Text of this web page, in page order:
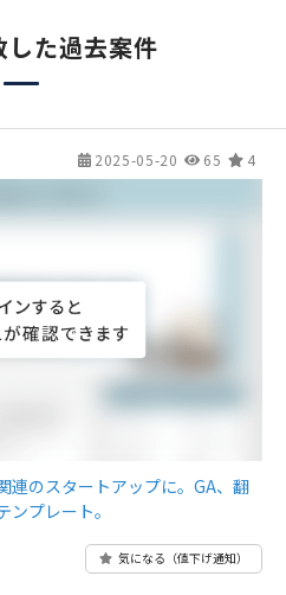
した過去案件
2025-05-20 65 4
連のスタートアップに。GA、翻
プレート。
気になる（値下げ通知）